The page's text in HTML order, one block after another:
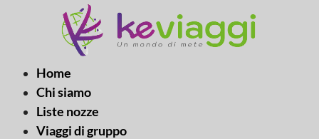
Home
Chi siamo
Liste nozze
Viaggi di gruppo